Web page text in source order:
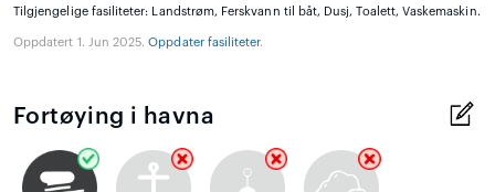
Tilgjengelige fasiliteter: Landstrøm, Ferskvann til båt, Dusj, Toalett, Vaskemaskin.
Oppdatert 1. Jun 2025.Oppdater fasiliteter.
Fortøying i havna